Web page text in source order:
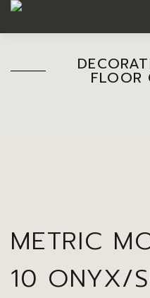
FLOOR
METRIC
10 ONYX/